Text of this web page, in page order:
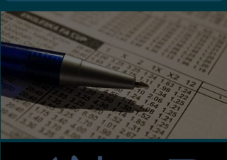
Τι είναι τα Ασιατικά Χάντικαπ;